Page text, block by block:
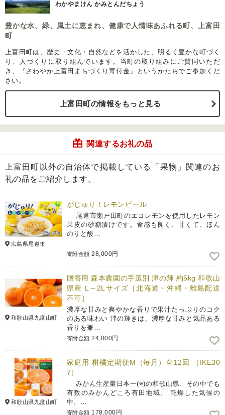
わかやまけん かみとんだちょう
豊かな水、緑、風土に恵まれ、健康で人情味あふれる町、上富田
町
上富田町は、歴史・文化・自然などを活かした、明るく豊かな町づく
り、人づくりに取り組んでいます。当町の取り組みにご賛同いただ
き、『さわやか上富田まちづくり寄付金』というかたちでご参加くだ
さい。
上富田町の情報をもっと見る
関連するお礼の品
上富田町以外の自治体で掲載している「果物」関連のお
礼の品をご紹介します。
広島県尾道市
がじゅり！レモンピール
尾道市瀬戸田町のエコレモンを使用したレモン
果皮の砂糖漬けです。食感も良く、甘くて、ほん
のりと酸…
寄附金額 28,000円
和歌山県九度山町
贈答用 森本農園の手選別 津の輝 約5kg 和歌山
県産 L～2Lサイズ［北海道・沖縄・離島配送
不可］
濃厚な甘みと爽やかな香りで果汁たっぷりのコク
のある味わい 津の輝きは、濃厚な甘みと気品ある
香りを兼…
寄附金額 24,000円
和歌山県九度山町
家庭用 柑橘定期便M（毎月）全12回 ［IKE30
7］
みかん生産量日本一(※)の和歌山県、その中でも
有数のみかんどころ有田地域。 乾燥した気候の
中、…
寄附金額 178,000円